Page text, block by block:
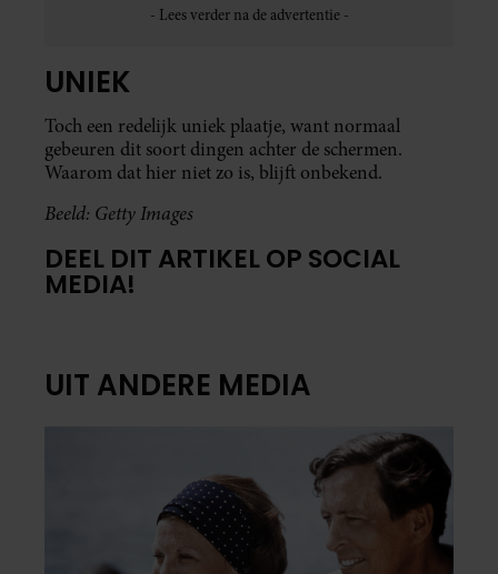
UNIEK
Toch een redelijk uniek plaatje, want normaal
gebeuren dit soort dingen achter de schermen.
Waarom dat hier niet zo is, blijft onbekend.
Beeld: Getty Images
DEEL DIT ARTIKEL OP SOCIAL
MEDIA!
UIT ANDERE MEDIA